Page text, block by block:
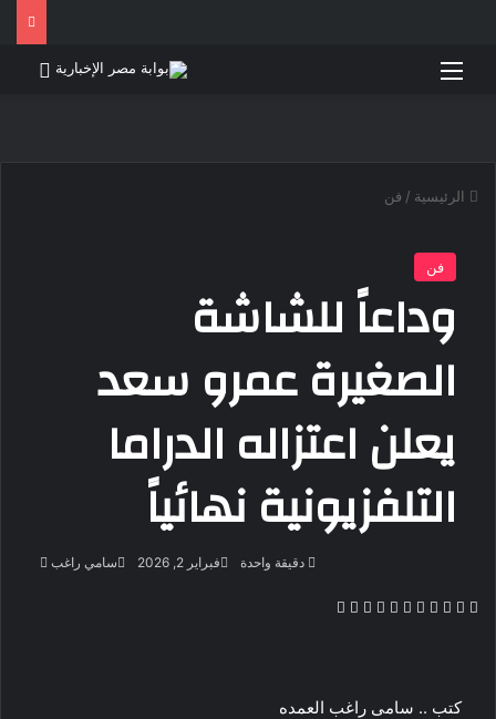
القائمة
الرئيسية / فن
فن
وداعاً للشاشة
الصغيرة عمرو سعد
يعلن اعتزاله الدراما
التلفزيونية نهائياً
سامي راغب فبراير 2, 2026 دقيقة واحدة
فيسبوك
‫X لينكدإنبينتيريست
‫Pocket
واتساب
تيلقرام
ڤايبر
كتب .. سامى راغب العمده